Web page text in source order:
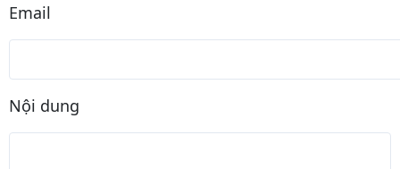
Email
Nội dung